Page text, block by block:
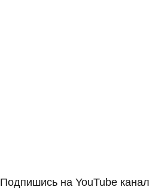
Подпишись на YouTube канал